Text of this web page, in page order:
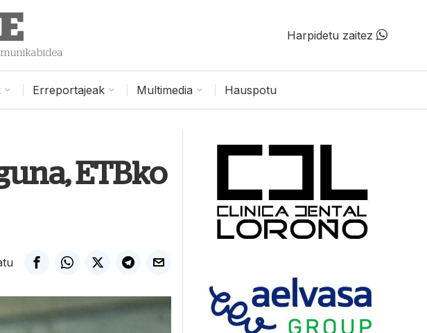
Harpidetu zaitez
Erreportajeak Multimedia Hauspotu
ETBko